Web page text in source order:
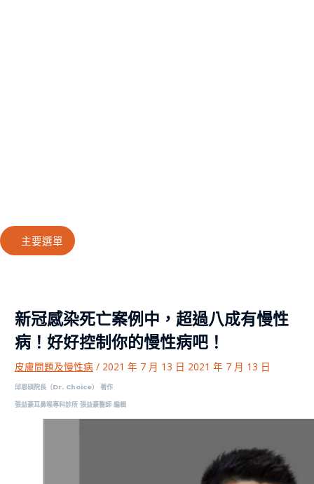
主要選單
新冠感染死亡案例中，超過八成有慢性
病！好好控制你的慢性病吧！
皮膚問題及慢性病 / 2021 年 7 月 13 日 2021 年 7 月 13 日
邱恩碩院長（Dr. Choice） 著作
張益豪耳鼻喉專科診所 張益豪醫師 編輯